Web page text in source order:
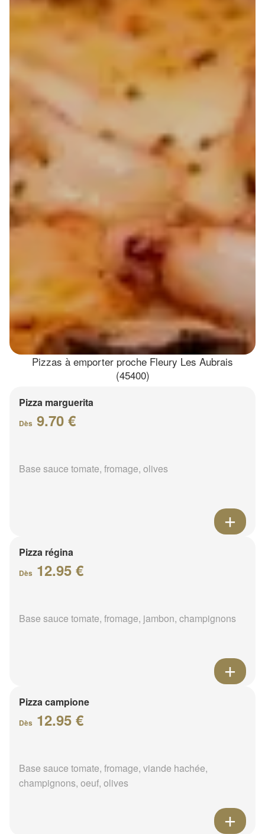
Pizzas à emporter proche Fleury Les Aubrais
(45400)
Pizza marguerita
Dès 9.70 €
Base sauce tomate, fromage, olives
Pizza régina
Dès 12.95 €
Base sauce tomate, fromage, jambon, champignons
Pizza campione
Dès 12.95 €
Base sauce tomate, fromage, viande hachée,
champignons, oeuf, olives